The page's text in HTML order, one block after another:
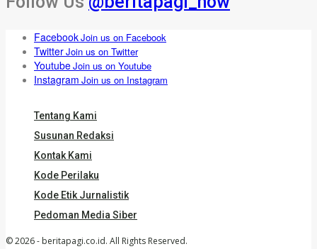
FacebookJoin us on Facebook
TwitterJoin us on Twitter
YoutubeJoin us on Youtube
Instagram Join us on Instagram
Tentang Kami
Susunan Redaksi
Kontak Kami
Kode Perilaku
Kode Etik Jurnalistik
Pedoman Media Siber
© 2026 - beritapagi.co.id. All Rights Reserved.